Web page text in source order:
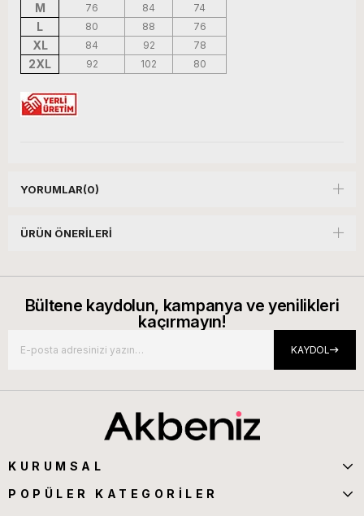
M 76 84 74
L 80 88 76
XL 84 92 78
2XL 92 102 80
YORUMLAR(0)
ÜRÜN ÖNERILERI
Bültene kaydolun, kampanya ve yenilikleri
kaçırmayın!
KAYDOL
KURUMSAL
POPÜLER KATEGORİLER